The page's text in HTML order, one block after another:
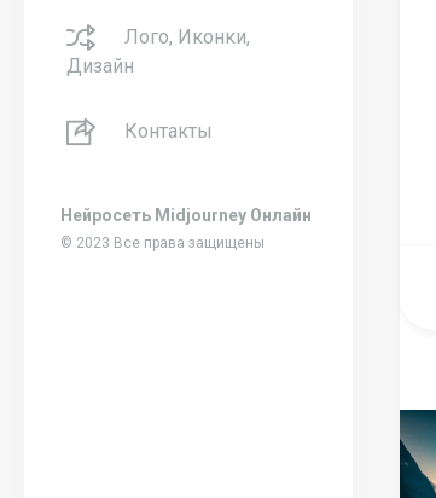
Лого, Иконки,
Дизайн
Контакты
Нейросеть Midjourney Онлайн
© 2023 Все права защищены